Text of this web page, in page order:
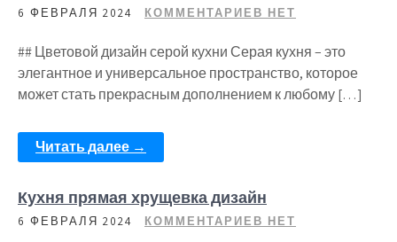
6 ФЕВРАЛЯ 2024 КОММЕНТАРИЕВ НЕТ
## Цветовой дизайн серой кухни Серая кухня – это
элегантное и универсальное пространство, которое
может стать прекрасным дополнением к любому […]
Читать далее →
Кухня прямая хрущевка дизайн
6 ФЕВРАЛЯ 2024 КОММЕНТАРИЕВ НЕТ